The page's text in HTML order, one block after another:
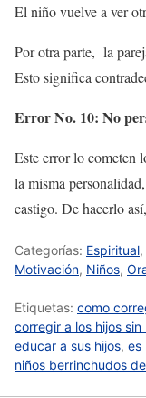
El niño vuelve a ver
Por otra parte, la
Esto significa
Error No. 10: No
Este error lo cometen
la misma
castigo. De hacerlo
Categorías: Espiritual,
Motivación, Niños,
Etiquetas: como
corregir a los hijos
educar a sus hijos, es
niños berrinchudos